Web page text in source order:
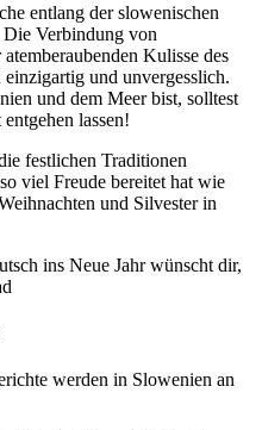
entlang der slowenischen
Verbindung von
Kulisse des
und unvergesslich.
und dem Meer bist, solltest
lassen!
festlichen Traditionen
viel Freude bereitet hat wie
und Silvester in
ins Neue Jahr wünscht dir,
werden in Slowenien an